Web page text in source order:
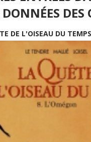
DES
DE L'OISEAU DU